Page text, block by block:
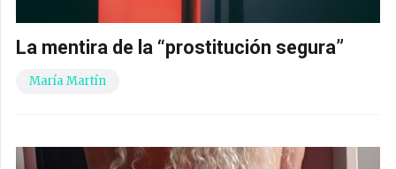
La mentira de la “prostitución segura”
María Martín